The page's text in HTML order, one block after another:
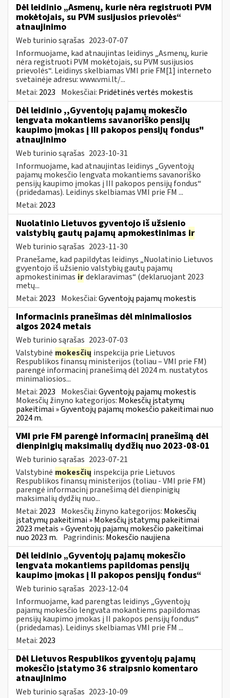
Dėl leidinio „Asmenų, kurie nėra registruoti PVM
mokėtojais, su PVM susijusios prievolės“
atnaujinimo
Web turinio sąrašas 2023-07-07
Informuojame, kad atnaujintas leidinys „Asmenų, kurie
nėra registruoti PVM mokėtojais, su PVM susijusios
prievolės“. Leidinys skelbiamas VMI prie FM[1] interneto
svetainėje adresu: www.vmi.lt/...
Metai: 2023 Mokesčiai: Pridėtinės vertės mokestis
Dėl leidinio ,,Gyventojų pajamų mokesčio
lengvata mokantiems savanoriško pensijų
kaupimo įmokas į III pakopos pensijų fondus"
atnaujinimo
Web turinio sąrašas 2023-10-31
Informuojame, kad atnaujintas leidinys „Gyventojų
pajamų mokesčio lengvata mokantiems savanoriško
pensijų kaupimo įmokas į III pakopos pensijų fondus“
(pridedamas). Leidinys skelbiamas VMI prie FM ...
Metai: 2023
Nuolatinio Lietuvos gyventojo iš užsienio
valstybių gautų pajamų apmokestinimas ir
Web turinio sąrašas 2023-11-30
Pranešame, kad papildytas leidinys „Nuolatinio Lietuvos
gvyentojo iš užsienio valstybių gautų pajamų
apmokestinimas irdeklaravimas“ (deklaruojant 2023
metų...
Metai: 2023 Mokesčiai:Gyventojų pajamų mokestis
Informacinis pranešimas dėl minimaliosios
algos 2024 metais
Web turinio sąrašas 2023-07-03
Valstybinė mokesčių inspekcija prie Lietuvos
Respublikos finansų ministerijos (toliau – VMI prie FM)
parengė informacinį pranešimą dėl 2024 m. nustatytos
minimaliosios...
Metai: 2023 Mokesčiai:Gyventojų pajamų mokestis
Mokesčių žinyno kategorijos: Mokesčių įstatymų
pakeitimai » Gyventojų pajamų mokesčio pakeitimai nuo
2024 m.
VMI prie FM parengė informacinį pranešimą dėl
dienpinigių maksimalių dydžių nuo 2023-08-01
Web turinio sąrašas 2023-07-21
Valstybinė mokesčių inspekcija prie Lietuvos
Respublikos finansų ministerijos (toliau - VMI prie FM)
parengė informacinį pranešimą dėl dienpinigių
maksimalių dydžių nuo...
Metai: 2023 Mokesčių žinyno kategorijos: Mokesčių
įstatymų pakeitimai » Mokesčių įstatymų pakeitimai
2023 metais » Gyventojų pajamų mokesčio pakeitimai
nuo 2023 m. Pagrindinis: Mokesčio naujiena
Dėl leidinio „Gyventojų pajamų mokesčio
lengvata mokantiems papildomas pensijų
kaupimo įmokas į II pakopos pensijų fondus“
Web turinio sąrašas 2023-12-04
Informuojame, kad parengtas leidinys „Gyventojų
pajamų mokesčio lengvata mokantiems papildomas
pensijų kaupimo įmokas į II pakopos pensijų fondus“
(pridedamas). Leidinys skelbiamas VMI prie FM ...
Metai: 2023
Dėl Lietuvos Respublikos gyventojų pajamų
mokesčio įstatymo 36 straipsnio komentaro
atnaujinimo
Web turinio sąrašas 2023-10-09